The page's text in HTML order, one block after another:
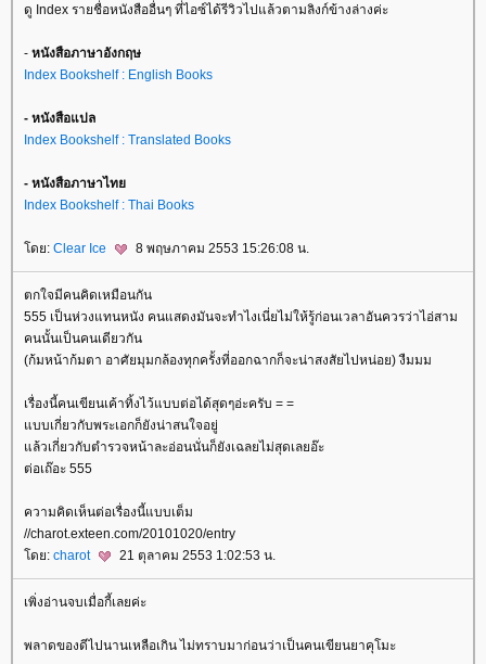
ดู Index รายชื่อหนังสืออื่นๆ ที่ไอซ์ได้รีวิวไปแล้วตามลิงก์ข้างล่างค่ะ
- หนังสือภาษาอังกฤษ
Index Bookshelf : English Books
- หนังสือแปล
Index Bookshelf : Translated Books
- หนังสือภาษาไท
Index Bookshelf : Thai Books
ดย: Clear Ice 8 พฤษภาคม 2553 15:26:08 น.
ตกใจมีคนคิดเหมือนกัน
555 เป็นห่วงแทนหนัง คนแสดงมันจะทำไงเนี่ยไม่ให้รู้ก่อนเวลาอันควรว่าไอ่สาม
คนนั้นเป็นคนเดียวกัน
(ก้มหน้าก้มตา อาศัยมุมกล้องทุกครั้งที่ออกฉากก็จะน่าสงสัยไปหน่อย) งืมมม
เรื่องนี้คนเขียนเค้าทิ้งไว้แบบต่อได้สุดๆอ่ะครับ = =
บบเกี่ยวกับพระเอกก็ยังน่าสนใจอยู่
ล้วเกี่ยวกับตำรวจหน้าละอ่อนนั่นก็ยังเฉลยไม่สุดเลยอ๊ะ
ต่อเถ๊อะ 555
ความคิดเห็นต่อเรื่องนี้แบบเต็ม
//charot.exteen.com/20101020/entry
ดย: charot 21 ตุลาคม 2553 1:02:53 น.
เพิ่งอ่านจบเมื่อกี้เลยค่ะ
พลาดของดีไปนานเหลือเกิน ไม่ทราบมาก่อนว่าเป็นคนเขียนยาคุโมะ